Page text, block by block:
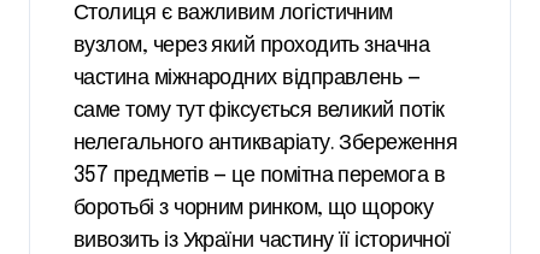
Столиця є важливим логістичним
вузлом, через який проходить значна
частина міжнародних відправлень —
саме тому тут фіксується великий потік
нелегального антикваріату. Збереження
357 предметів — це помітна перемога в
боротьбі з чорним ринком, що щороку
вивозить із України частину її історичної